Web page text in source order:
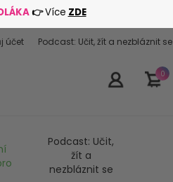
👉Více ZDE
0
Podcast: Učit,
žít a
nezbláznit se
účet Podcast: Učit, žít a nezbláznit se